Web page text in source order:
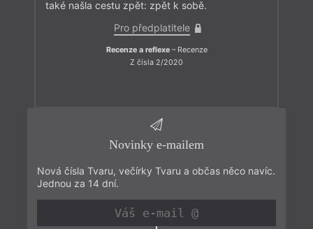
také našla cestu zpět: zpět k sobě.
Pro předplatitele
Recenze a reflexe– Recenze
Z čísla 2/2020
Novinky e-mailem
Nová čísla Tvaru, večírky Tvaru a občas něco navíc.
Jednou za 14 dní.